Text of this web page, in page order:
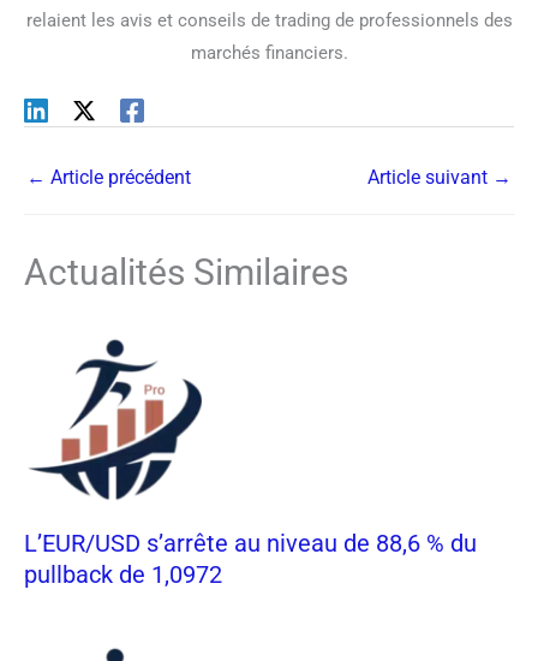
relaient les avis et conseils de trading de professionnels des
marchés financiers.
← Article précédent Article suivant →
Actualités Similaires
L’EUR/USD s’arrête au niveau de 88,6 % du
pullback de 1,0972